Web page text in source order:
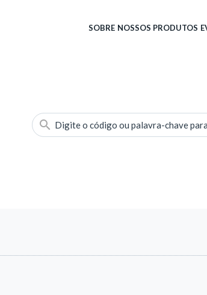
SOBRE NOSSOS PRODUTOS
Digite o código ou palavra-chave